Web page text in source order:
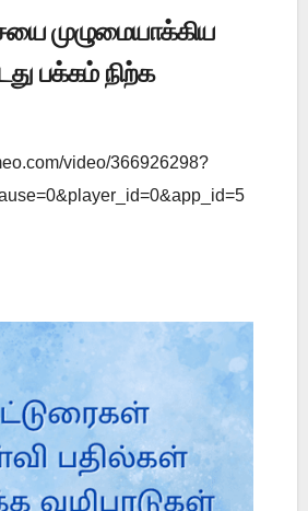
முழுமையாக்கிய
பக்கம் நிற்க
video/366926298?